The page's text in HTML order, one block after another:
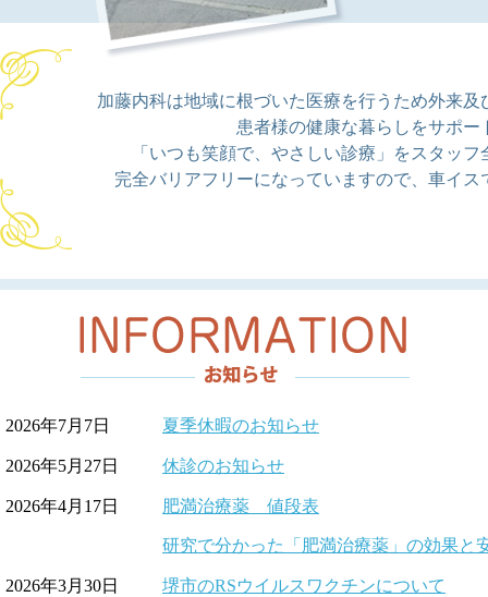
加藤内科は地域に根づいた医療を行うため外来
患者様の健康な暮らしをサポー
「いつも笑顔で、やさしい診療」をスタッ
完全バリアフリーになっていますので、車イ
2026年7月7日 夏季休暇のお知らせ
2026年5月27日 休診のお知らせ
2026年4月17日 肥満治療薬 値段表
研究で分かった「肥満治療薬」の効果と
2026年3月30日 堺市のRSウイルスワクチンについて